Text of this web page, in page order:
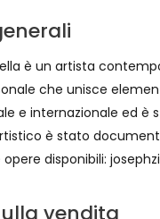
è un artista
che unisce
e internazionale ed è
è stato
disponibili:
vendita